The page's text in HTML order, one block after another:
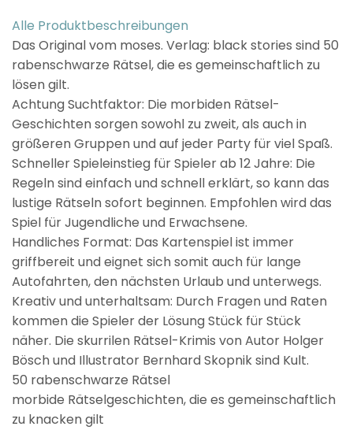
Alle Produktbeschreibungen
Das Original vom moses. Verlag: black stories sind 50
rabenschwarze Rätsel, die es gemeinschaftlich zu
lösen gilt.
Achtung Suchtfaktor: Die morbiden Rätsel-
Geschichten sorgen sowohl zu zweit, als auch in
größeren Gruppen und auf jeder Party für viel Spaß.
Schneller Spieleinstieg für Spieler ab 12 Jahre: Die
Regeln sind einfach und schnell erklärt, so kann das
lustige Rätseln sofort beginnen. Empfohlen wird das
Spiel für Jugendliche und Erwachsene.
Handliches Format: Das Kartenspiel ist immer
griffbereit und eignet sich somit auch für lange
Autofahrten, den nächsten Urlaub und unterwegs.
Kreativ und unterhaltsam: Durch Fragen und Raten
kommen die Spieler der Lösung Stück für Stück
näher. Die skurrilen Rätsel-Krimis von Autor Holger
Bösch und Illustrator Bernhard Skopnik sind Kult.
50 rabenschwarze Rätsel
morbide Rätselgeschichten, die es gemeinschaftlich
zu knacken gilt